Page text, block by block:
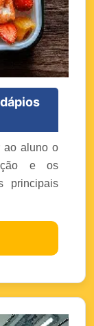
ao aluno o
e os
principais